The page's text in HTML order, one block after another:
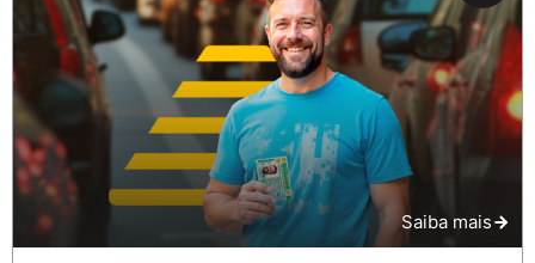
Saiba mais